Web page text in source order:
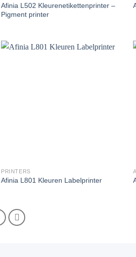
Afinia L502 Kleurenetikettenprinter –
Pigment printer
PRINTERS
Afinia L801 Kleuren Labelprinter